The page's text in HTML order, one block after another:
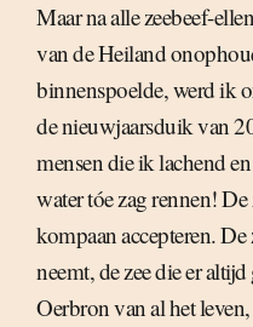
Maar na alle zeebeef-
van de Heiland
binnenspoelde, werd ik
de nieuwjaarsduik van
mensen die ik lachend
water tóe zag rennen!
kompaan accepteren. De
neemt, de zee die er
Oerbron van al het